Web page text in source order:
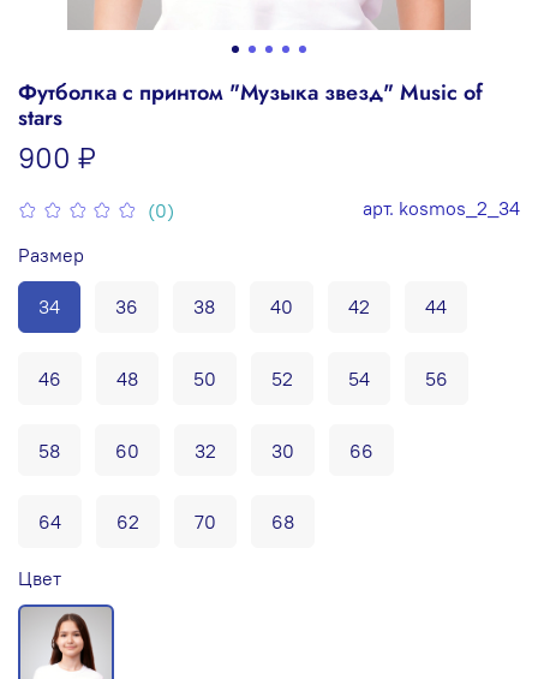
(0) арт. kosmos_2_34
Футболка с принтом "Музыка звезд" Music of
stars
900 ₽
Размер
34 36 38 40 42 44
46 48 50 52 54 56
58 60 32 30 66
64 62 70 68
Цвет